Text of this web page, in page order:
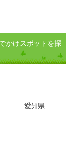
かけスポットを探
愛知県